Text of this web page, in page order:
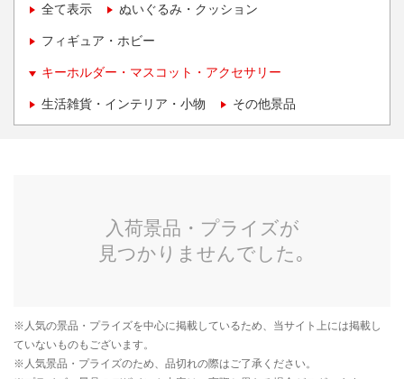
全て表示 ぬいぐるみ・クッション
フィギュア・ホビー
キーホルダー・マスコット・アクセサリー
生活雑貨・インテリア・小物 その他景品